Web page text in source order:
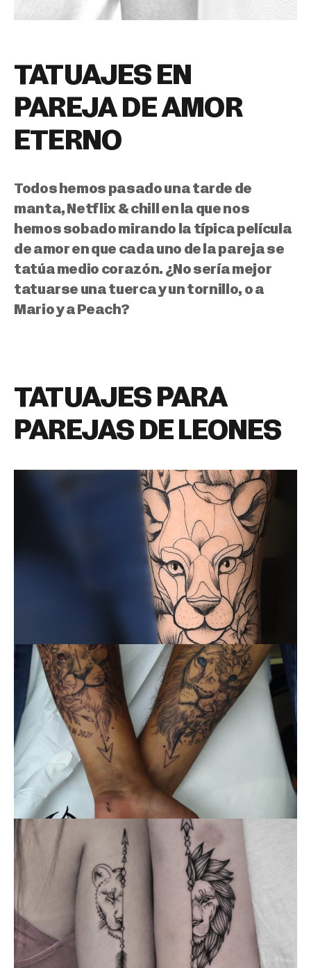
TATUAJES EN
PAREJA DE AMOR
ETERNO
Todos hemos pasado una tarde de
manta, Netflix & chill en la que nos
hemos sobado mirando la típica película
de amor en que cada uno de la pareja se
tatúa medio corazón. ¿No sería mejor
tatuarse una tuerca y un tornillo, o a
Mario y a Peach?
TATUAJES PARA
PAREJAS DE LEONES